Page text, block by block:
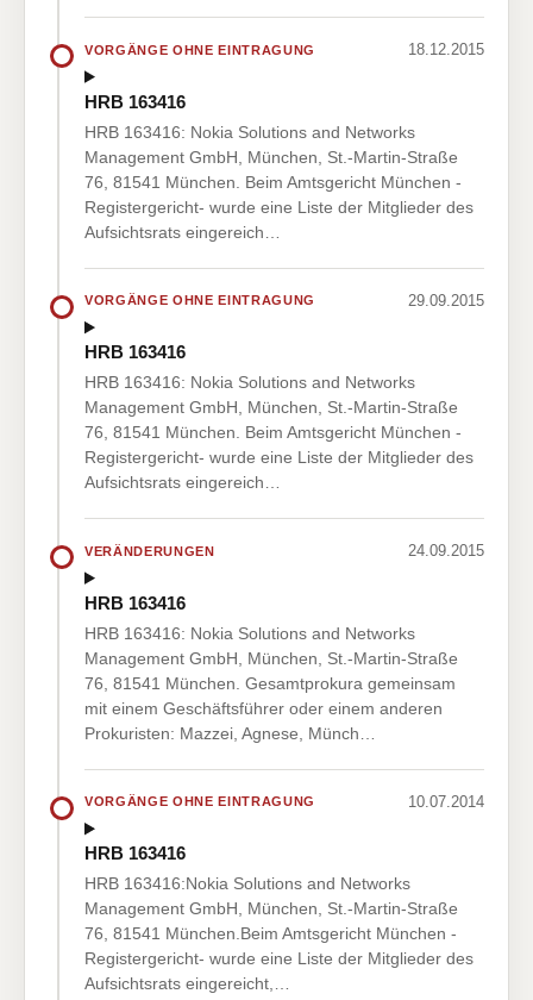
VORGÄNGE OHNE EINTRAGUNG 18.12.2015
HRB 163416
HRB 163416: Nokia Solutions and Networks
Management GmbH, München, St.-Martin-Straße
76, 81541 München. Beim Amtsgericht München -
Registergericht- wurde eine Liste der Mitglieder des
Aufsichtsrats eingereich…
VORGÄNGE OHNE EINTRAGUNG 29.09.2015
HRB 163416
HRB 163416: Nokia Solutions and Networks
Management GmbH, München, St.-Martin-Straße
76, 81541 München. Beim Amtsgericht München -
Registergericht- wurde eine Liste der Mitglieder des
Aufsichtsrats eingereich…
VERÄNDERUNGEN 24.09.2015
HRB 163416
HRB 163416: Nokia Solutions and Networks
Management GmbH, München, St.-Martin-Straße
76, 81541 München. Gesamtprokura gemeinsam
mit einem Geschäftsführer oder einem anderen
Prokuristen: Mazzei, Agnese, Münch…
VORGÄNGE OHNE EINTRAGUNG 10.07.2014
HRB 163416
HRB 163416:Nokia Solutions and Networks
Management GmbH, München, St.-Martin-Straße
76, 81541 München.Beim Amtsgericht München -
Registergericht- wurde eine Liste der Mitglieder des
Aufsichtsrats eingereicht,…